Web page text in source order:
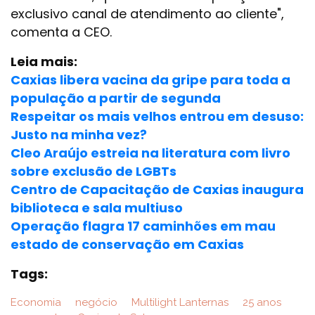
exclusivo canal de atendimento ao cliente",
comenta a CEO.
Leia mais:
Caxias libera vacina da gripe para toda a
população a partir de segunda
Respeitar os mais velhos entrou em desuso:
Justo na minha vez?
Cleo Araújo estreia na literatura com livro
sobre exclusão de LGBTs
Centro de Capacitação de Caxias inaugura
biblioteca e sala multiuso
Operação flagra 17 caminhões em mau
estado de conservação em Caxias
Tags:
Economia negócio Multilight Lanternas
25 anos